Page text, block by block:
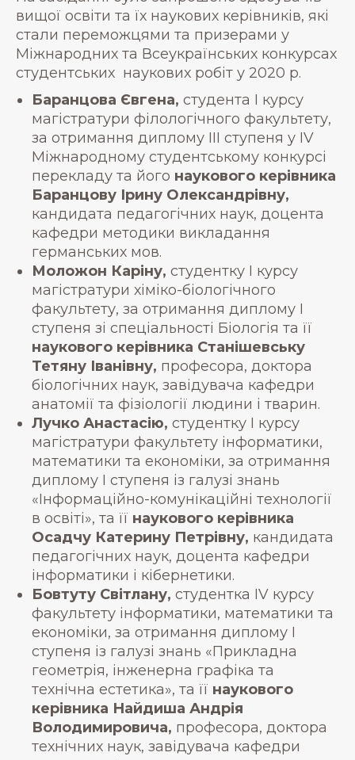
вищої освіти та їх наукових керівників, які
стали переможцями та призерами у
Міжнародних та Всеукраїнських конкурсах
студентських наукових робіт у 2020 р.
Баранцова Євгена, студента I курсу
магістратури філологічного факультету,
за отримання диплому ІІІ ступеня у IV
Міжнародному студентському конкурсі
перекладу та його наукового керівника
Баранцову Ірину Олександрівну,
кандидата педагогічних наук, доцента
кафедри методики викладання
германських мов.
Моложон Каріну, студентку І курсу
магістратури хіміко-біологічного
факультету, за отримання диплому І
ступеня зі спеціальності Біологія та її
наукового керівника Станішевську
Тетяну Іванівну, професора, доктора
біологічних наук, завідувача кафедри
анатомії та фізіології людини і тварин.
Лучко Анастасію, студентку І курсу
магістратури факультету інформатики,
математики та економіки, за отримання
диплому І ступеня із галузі знань
«Інформаційно-комунікаційні технології
в освіті», та її наукового керівника
Осадчу Катерину Петрівну, кандидата
педагогічних наук, доцента кафедри
інформатики і кібернетики.
Бовтуту Світлану, студентка IV курсу
факультету інформатики, математики та
економіки, за отримання диплому І
ступеня із галузі знань «Прикладна
геометрія, інженерна графіка та
технічна естетика», та її наукового
керівника Найдиша Андрія
Володимировича, професора, доктора
технічних наук, завідувача кафедри